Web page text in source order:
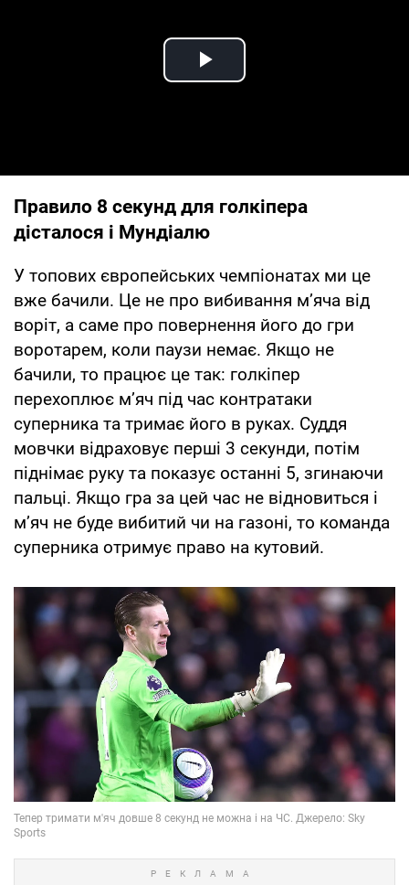
Play Video
Правило 8 секунд для голкіпера
дісталося і Мундіалю
У топових європейських чемпіонатах ми це
вже бачили. Це не про вибивання м’яча від
воріт, а саме про повернення його до гри
воротарем, коли паузи немає. Якщо не
бачили, то працює це так: голкіпер
перехоплює м’яч під час контратаки
суперника та тримає його в руках. Суддя
мовчки відраховує перші 3 секунди, потім
піднімає руку та показує останні 5, згинаючи
пальці. Якщо гра за цей час не відновиться і
м’яч не буде вибитий чи на газоні, то команда
суперника отримує право на кутовий.